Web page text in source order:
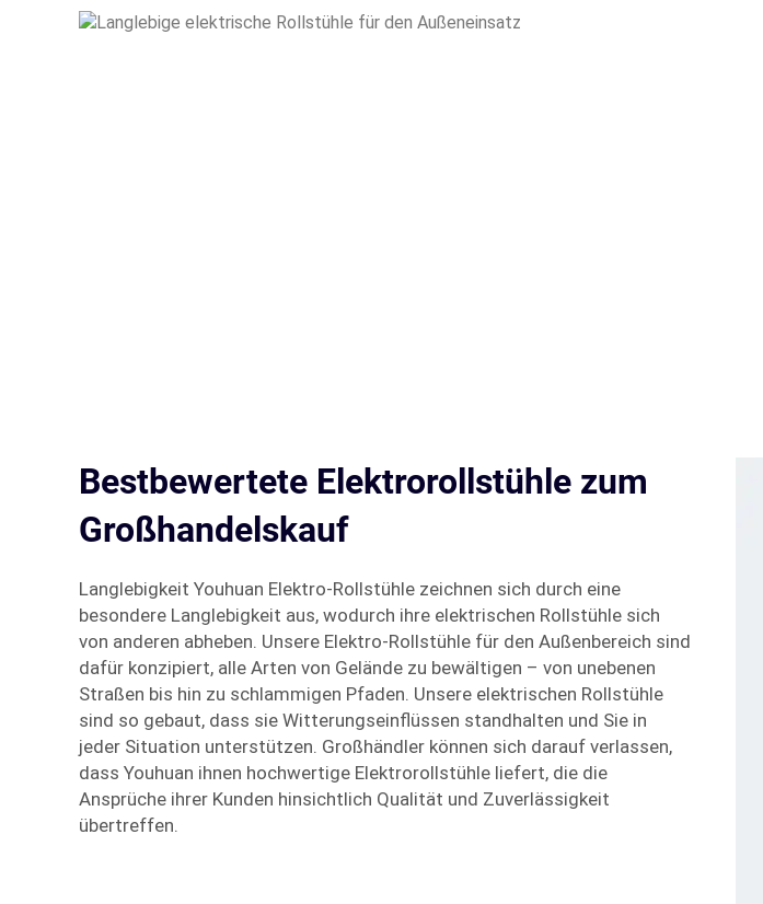
Bestbewertete Elektrorollstühle zum
Großhandelskauf
Langlebigkeit Youhuan Elektro-Rollstühle zeichnen sich durch eine
besondere Langlebigkeit aus, wodurch ihre elektrischen Rollstühle sich
von anderen abheben. Unsere Elektro-Rollstühle für den Außenbereich sind
dafür konzipiert, alle Arten von Gelände zu bewältigen – von unebenen
Straßen bis hin zu schlammigen Pfaden. Unsere elektrischen Rollstühle
sind so gebaut, dass sie Witterungseinflüssen standhalten und Sie in
jeder Situation unterstützen. Großhändler können sich darauf verlassen,
dass Youhuan ihnen hochwertige Elektrorollstühle liefert, die die
Ansprüche ihrer Kunden hinsichtlich Qualität und Zuverlässigkeit
übertreffen.